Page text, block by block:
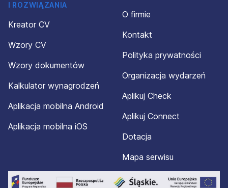
I ROZWIĄZANIA
Kreator CV
Wzory CV
Wzory dokumentów
Kalkulator wynagrodzeń
Aplikacja mobilna Android
Aplikacja mobilna iOS
O firmie
Kontakt
Polityka prywatności
Organizacja wydarzeń
Aplikuj Check
Aplikuj Connect
Dotacja
Mapa serwisu